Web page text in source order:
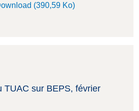
(390,59 Ko)
TUAC sur BEPS, février